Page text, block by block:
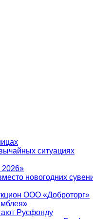
ситуациях
2026»
новогодних
ООО «Доброторг»
Русфонду